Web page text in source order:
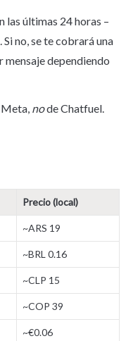
las últimas 24 horas –
no, se te cobrará una
dependiendo
no de Chatfuel.
Precio (local)
~ARS 19
~BRL 0.16
~CLP 15
~COP 39
~€0.06